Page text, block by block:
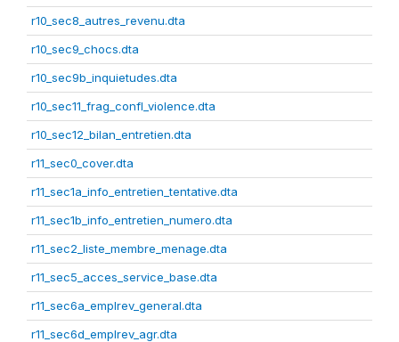
r10_sec8_autres_revenu.dta
r10_sec9_chocs.dta
r10_sec9b_inquietudes.dta
r10_sec11_frag_confl_violence.dta
r10_sec12_bilan_entretien.dta
r11_sec0_cover.dta
r11_sec1a_info_entretien_tentative.dta
r11_sec1b_info_entretien_numero.dta
r11_sec2_liste_membre_menage.dta
r11_sec5_acces_service_base.dta
r11_sec6a_emplrev_general.dta
r11_sec6d_emplrev_agr.dta